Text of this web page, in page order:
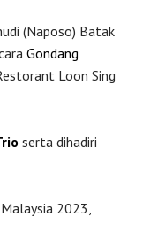
(Naposo) Batak
Gondang
Loon Sing
serta dihadiri
2023,